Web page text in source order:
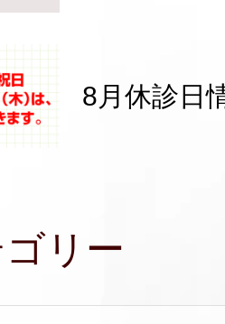
8月休診日
リー